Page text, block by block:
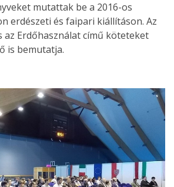
mutattak be a 2016-os
erdészeti és faipari kiállításon. Az
az Erdőhasználat című köteteket
is bemutatja.